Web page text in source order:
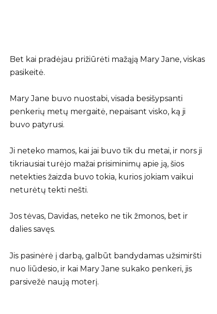
Bet kai pradėjau prižiūrėti mažąją Mary Jane, viskas
pasikeitė.
Mary Jane buvo nuostabi, visada besišypsanti
penkerių metų mergaitė, nepaisant visko, ką ji
buvo patyrusi.
Ji neteko mamos, kai jai buvo tik du metai, ir nors ji
tikriausiai turėjo mažai prisiminimų apie ją, šios
netekties žaizda buvo tokia, kurios jokiam vaikui
neturėtų tekti nešti.
Jos tėvas, Davidas, neteko ne tik žmonos, bet ir
dalies savęs.
Jis pasinėrė į darbą, galbūt bandydamas užsimiršti
nuo liūdesio, ir kai Mary Jane sukako penkeri, jis
parsivežė naują moterį.